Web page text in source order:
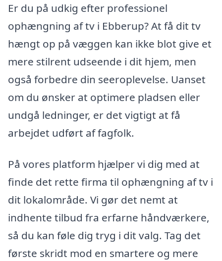
Er du på udkig efter professionel
ophængning af tv i Ebberup? At få dit tv
hængt op på væggen kan ikke blot give et
mere stilrent udseende i dit hjem, men
også forbedre din seeroplevelse. Uanset
om du ønsker at optimere pladsen eller
undgå ledninger, er det vigtigt at få
arbejdet udført af fagfolk.
På vores platform hjælper vi dig med at
finde det rette firma til ophængning af tv i
dit lokalområde. Vi gør det nemt at
indhente tilbud fra erfarne håndværkere,
så du kan føle dig tryg i dit valg. Tag det
første skridt mod en smartere og mere